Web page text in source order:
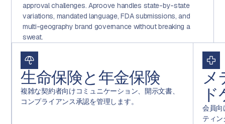
approval challenges. Aproove handles state-by-state
variations, mandated language, FDA submissions, and
multi-geography brand governance without breaking a
sweat.
生命保険と年金保険
複雑な契約者向けコミュニケーション、開示文書、
コンプライアンス承認を管理します。
メ
会員向
ティ